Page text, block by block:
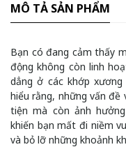
MÔ TẢ SẢN PHẨM
Bạn có đang cảm thấy
động không còn linh
dẳng ở các khớp
hiểu rằng, những vấn
tiện mà còn ảnh
khiến bạn mất đi niềm
và bỏ lỡ những khoảnh